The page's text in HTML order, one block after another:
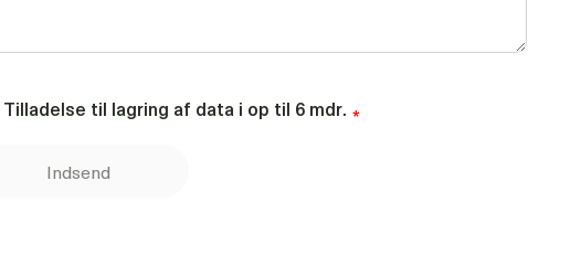
Tilladelse til lagring af data i op til 6 mdr. *
Indsend